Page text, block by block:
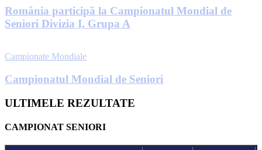
România participă la Campionatul Mondial de
Seniori Divizia I, Grupa A
Campionate Mondiale
Campionatul Mondial de Seniori
ULTIMELE REZULTATE
CAMPIONAT SENIORI